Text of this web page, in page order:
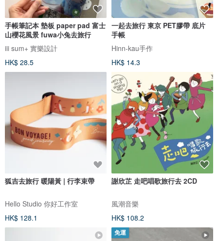
手帳筆記本 墊板 paper pad 富士
山櫻花風景 fuwa小兔去旅行
iii sum+ 實樂設計
HK$ 28.5
一起去旅行 東京 PET膠帶 底片
手帳
Hinn-kau手作
HK$ 14.3
狐吉去旅行 暖陽黃 | 行李束帶
Hello Studio 你好工作室
HK$ 128.1
謝欣芷 走吧唱歌旅行去 2CD
風潮音樂
HK$ 108.2
免運